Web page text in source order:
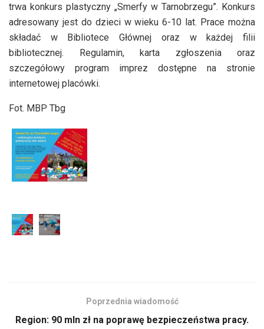
trwa konkurs plastyczny „Smerfy w Tarnobrzegu”. Konkurs
adresowany jest do dzieci w wieku 6-10 lat. Prace można
składać w Bibliotece Głównej oraz w każdej filii
bibliotecznej. Regulamin, karta zgłoszenia oraz
szczegółowy program imprez dostępne na stronie
internetowej placówki.
Fot. MBP Tbg
Poprzednia wiadomość
Region: 90 mln zł na poprawę bezpieczeństwa pracy.